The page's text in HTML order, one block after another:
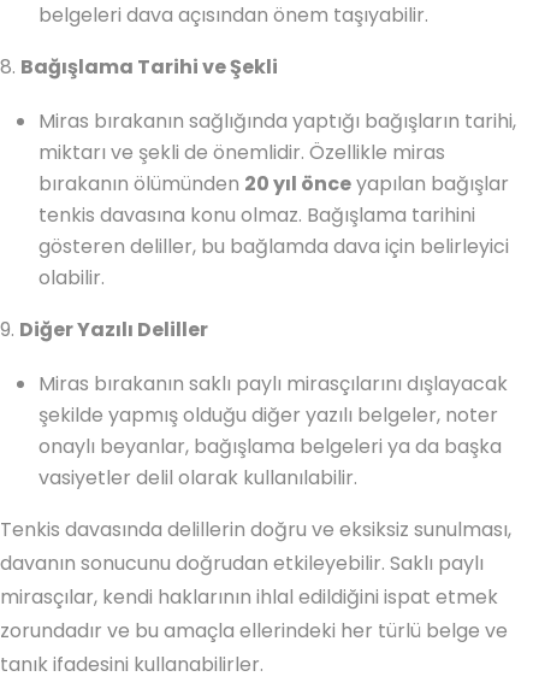
belgeleri dava açısından önem taşıyabilir.
8. Bağışlama Tarihi ve Şekli
Miras bırakanın sağlığında yaptığı bağışların tarihi,
miktarı ve şekli de önemlidir. Özellikle miras
bırakanın ölümünden 20 yıl önceyapılan bağışlar
tenkis davasına konu olmaz. Bağışlama tarihini
gösteren deliller, bu bağlamda dava için belirleyici
olabilir.
9. Diğer Yazılı Deliller
Miras bırakanın saklı paylı mirasçılarını dışlayacak
şekilde yapmış olduğu diğer yazılı belgeler, noter
onaylı beyanlar, bağışlama belgeleri ya da başka
vasiyetler delil olarak kullanılabilir.
Tenkis davasında delillerin doğru ve eksiksiz sunulması,
davanın sonucunu doğrudan etkileyebilir. Saklı paylı
mirasçılar, kendi haklarının ihlal edildiğini ispat etmek
zorundadır ve bu amaçla ellerindeki her türlü belge ve
tanık ifadesini kullanabilirler.